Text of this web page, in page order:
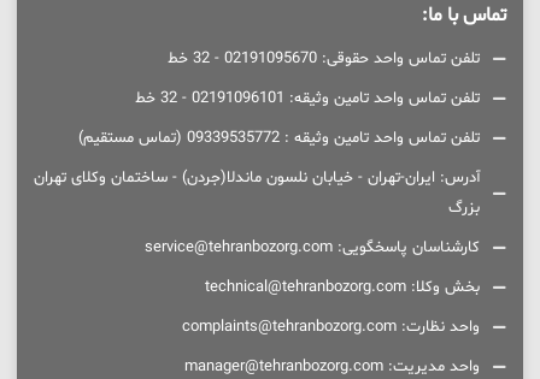
تماس با ما:
تلفن تماس واحد حقوقی: 02191095670 - 32 خط
تلفن تماس واحد تامین وثیقه: 02191096101 - 32 خط
تلفن تماس واحد تامین وثیقه : 09339535772 (تماس مستقیم)
آدرس: ایران-تهران - خیابان نلسون ماندلا(جردن) - ساختمان وکلای تهران
بزرگ
کارشناسان پاسخگویی: service@tehranbozorg.com
بخش وکلا: technical@tehranbozorg.com
واحد نظارت: complaints@tehranbozorg.com
واحد مدیریت: manager@tehranbozorg.com